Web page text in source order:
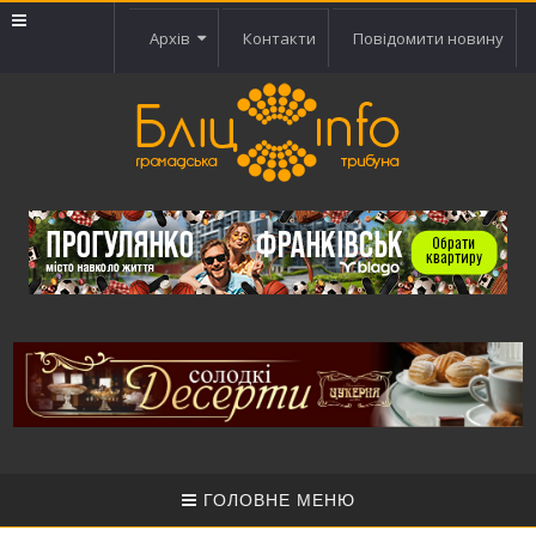
Архів Контакти Повідомити новину
ГОЛОВНЕ МЕНЮ